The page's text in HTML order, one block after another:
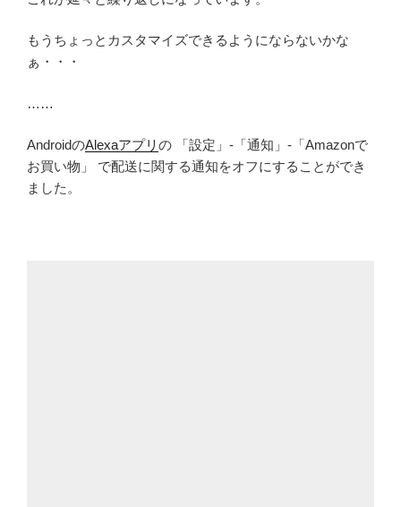
もうちょっとカスタマイズできるようにならないかな
ぁ・・・
……
AndroidのAlexaアプリ の 「設定」-「通知」-「Amazonで
お買い物」 で配送に関する通知をオフにすることができ
ました。